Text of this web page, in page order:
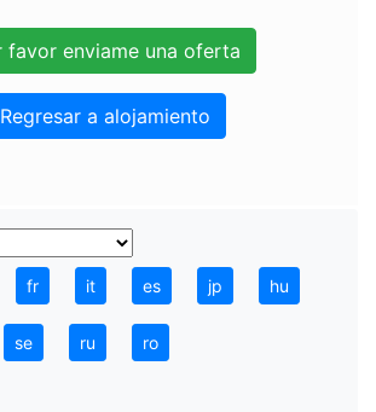
Regresar a alojamiento
fr it es jp hu
se ru ro